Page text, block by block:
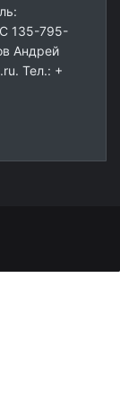
135-795-
Андрей
Тел.: +